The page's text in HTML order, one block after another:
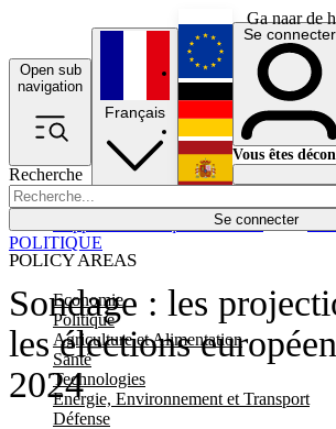
Ga naar de
Open sub
navigation
Recherche
Se connecter
POLICY AREAS
Economie
Politique
Agriculture et Alimentation
Santé
Technologies
Energie, Environnement et Transport
Défense
Économie
Français
English
Deutsch
Español
Se connecter
Vous êtes
Sondage : les
les élections
2024
POLITIQUE